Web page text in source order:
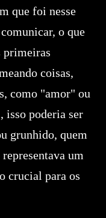
que foi nesse
o que
primeiras
coisas,
como "amor" ou
poderia ser
grunhido, quem
um
crucial para os